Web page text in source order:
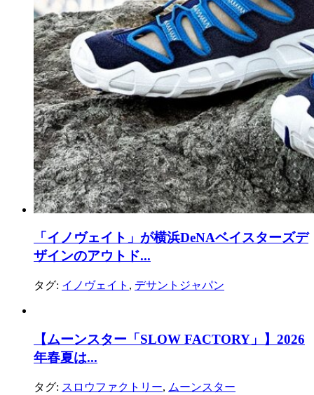
「イノヴェイト」が横浜DeNAベイスターズデ
ザインのアウトド...
タグ: イノヴェイト , デサントジャパン
【ムーンスター「SLOW FACTORY」】2026
年春夏は...
タグ: スロウファクトリー, ムーンスター